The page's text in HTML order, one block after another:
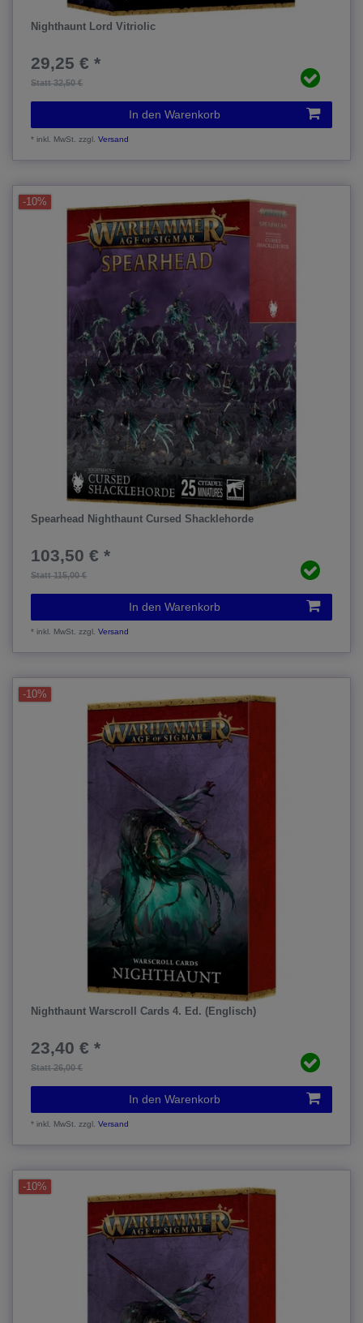
Nighthaunt Lord Vitriolic
Statt 32,50 €
29,25 € *
In den Warenkorb
*inkl. MwSt. zzgl.Versand
-10%
Spearhead Nighthaunt Cursed Shacklehorde
Statt 115,00 €
103,50 € *
In den Warenkorb
*inkl. MwSt. zzgl.Versand
-10%
Nighthaunt Warscroll Cards 4. Ed. (Englisch)
Statt 26,00 €
23,40 € *
In den Warenkorb
*inkl. MwSt. zzgl.Versand
-10%